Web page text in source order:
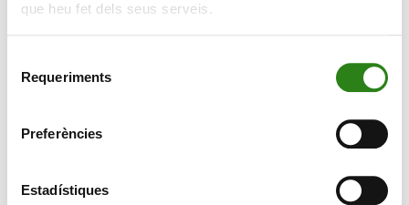
que heu fet dels seus serveis.
Requeriments
Preferències
Estadístiques